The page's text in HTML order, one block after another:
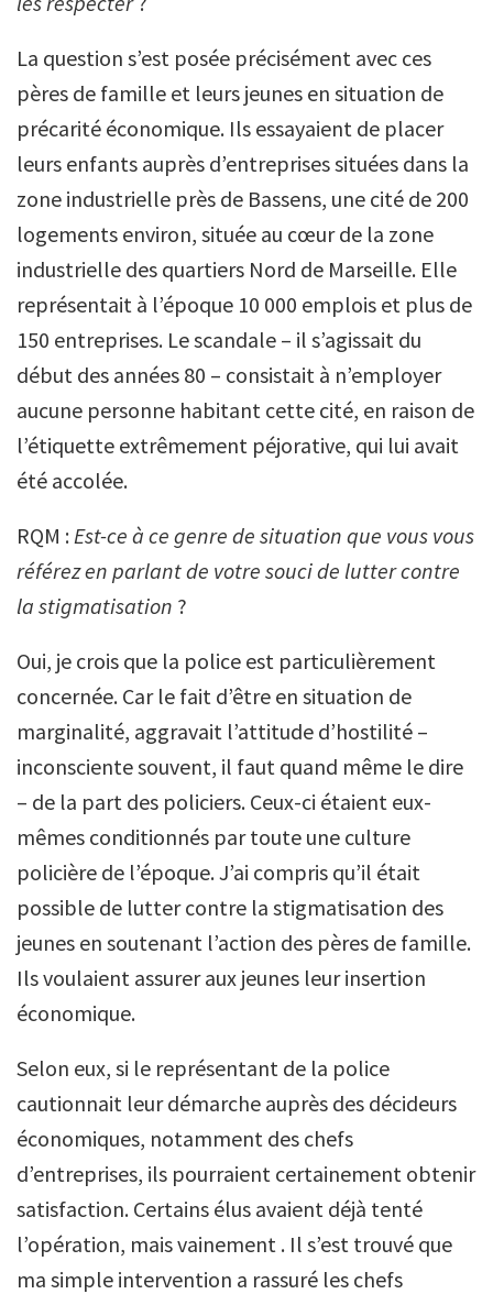
La question s’est posée précisément avec ces
pères de famille et leurs jeunes en situation de
précarité économique. Ils essayaient de placer
leurs enfants auprès d’entreprises situées dans la
zone industrielle près de Bassens, une cité de 200
logements environ, située au cœur de la zone
industrielle des quartiers Nord de Marseille. Elle
représentait à l’époque 10 000 emplois et plus de
150 entreprises. Le scandale – il s’agissait du
début des années 80 – consistait à n’employer
aucune personne habitant cette cité, en raison de
l’étiquette extrêmement péjorative, qui lui avait
été accolée.
RQM :Est-ce à ce genre de situation que vous vous
référez en parlant de votre souci de lutter contre
la stigmatisation ?
Oui, je crois que la police est particulièrement
concernée. Car le fait d’être en situation de
marginalité, aggravait l’attitude d’hostilité –
inconsciente souvent, il faut quand même le dire
– de la part des policiers. Ceux-ci étaient eux-
mêmes conditionnés par toute une culture
policière de l’époque. J’ai compris qu’il était
possible de lutter contre la stigmatisation des
jeunes en soutenant l’action des pères de famille.
Ils voulaient assurer aux jeunes leur insertion
économique.
Selon eux, si le représentant de la police
cautionnait leur démarche auprès des décideurs
économiques, notamment des chefs
d’entreprises, ils pourraient certainement obtenir
satisfaction. Certains élus avaient déjà tenté
l’opération, mais vainement . Il s’est trouvé que
ma simple intervention a rassuré les chefs